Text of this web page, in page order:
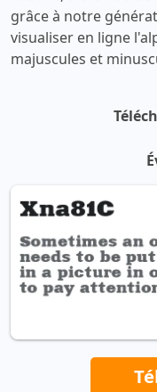
grâce à notre
visualiser en ligne
majuscules et